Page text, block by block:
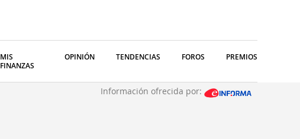
MIS
FINANZAS
OPINIÓN TENDENCIAS FOROS PREMIOS
Información ofrecida por: